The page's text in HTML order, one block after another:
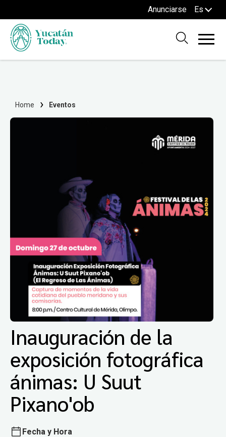
Anunciarse Es
Home Eventos
Inauguración de la
exposición fotográfica
ánimas: U Suut
Pixano'ob
Fecha y Hora